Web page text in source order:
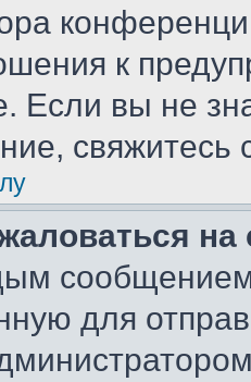
к
Если вы не
сообщением
для